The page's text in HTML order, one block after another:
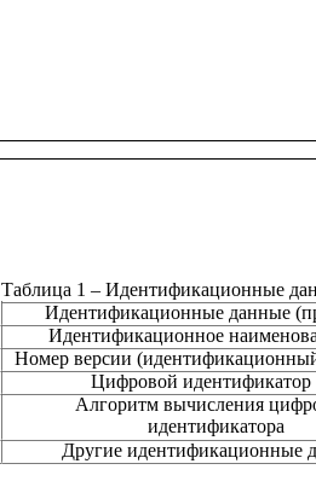
Таблица 1 – Идентификационные
Идентификационные данные
Идентификационное
Номер версии
Цифровой
Алгоритм вычисления
идентификатора
Другие идентификационные